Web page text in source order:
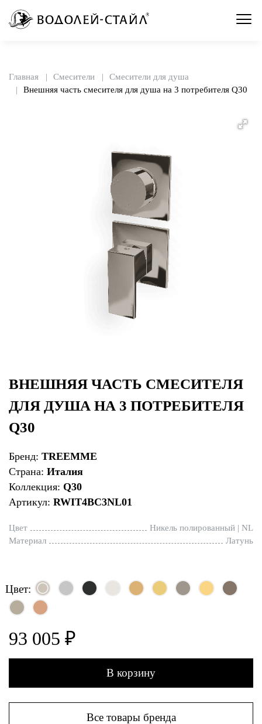
Главная Смесители
Смесители для душа
Внешняя часть смесителя для душа на 3 потребителя Q30
ВНЕШНЯЯ ЧАСТЬ СМЕСИТЕЛЯ
ДЛЯ ДУША НА 3 ПОТРЕБИТЕЛЯ
Q30
Бренд: TREEMME
Страна: Италия
Коллекция: Q30
Артикул: RWIT4BC3NL01
Цвет
Никель полированный | NL
Материал
Латунь
Цвет:
93 005 ₽
В корзину
Все товары бренда